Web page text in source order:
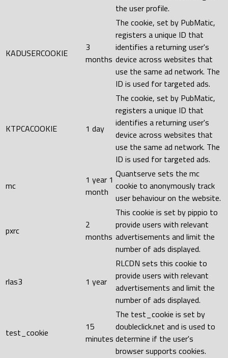
the user profile.
KADUSERCOOKIE
3
months
The cookie, set by PubMatic,
registers a unique ID that
identifies a returning user's
device across websites that
use the same ad network. The
ID is used for targeted ads.
KTPCACOOKIE 1 day
The cookie, set by PubMatic,
registers a unique ID that
identifies a returning user's
device across websites that
use the same ad network. The
ID is used for targeted ads.
mc
1 year 1
month
Quantserve sets the mc
cookie to anonymously track
user behaviour on the website.
pxrc
2
months
This cookie is set by pippio to
provide users with relevant
advertisements and limit the
number of ads displayed.
rlas3 1 year
RLCDN sets this cookie to
provide users with relevant
advertisements and limit the
number of ads displayed.
test_cookie
15
minutes
The test_cookie is set by
doubleclick.net and is used to
determine if the user's
browser supports cookies.